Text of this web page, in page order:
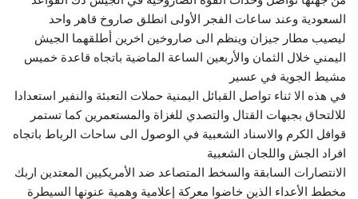
السعودية وعند ساعات الفجر الأولى انطلق صاروخ قاهر واحد
ليصيب مطار جيزان وينظم الى صاروخين اخرين أطلقهما الجيش
اليمني خلال الثمان والأربعين الساعة الماضية باتجاه قاعدة خميس
مشيط الجوية في عسير
في هذه الا ثناء تواصل القبائل اليمنية حملات التعبئة والنفير استعدادا
للالتحاق بجبهات القتال والتصدي للغزاة والمستعمرين كما تستمر
قوافل الكرم والاسناد الشعبية في الوصول الى ساحات الرباط باتجاه
افراد الجش واللجان الشعبية
الانتصارات السابقة والسخط المتصاعد ضد الأمريكيين المعتدين اربك
مخطط الأعداء الذين خاضوا معركة إعلامية وهمية عنونها السيطرة